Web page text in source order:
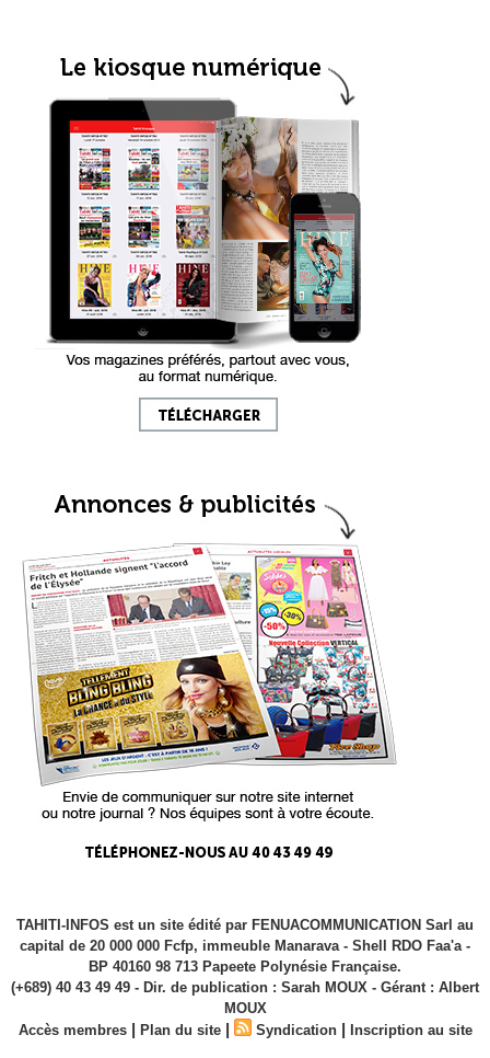
TAHITI-INFOS est un site édité par FENUACOMMUNICATION Sarl au
capital de 20 000 000 Fcfp, immeuble Manarava - Shell RDO Faa'a -
BP 40160 98 713 Papeete Polynésie Française.
(+689) 40 43 49 49 - Dir. de publication : Sarah MOUX - Gérant : Albert
MOUX
Accès membres | Plan du site | Syndication | Inscription au site